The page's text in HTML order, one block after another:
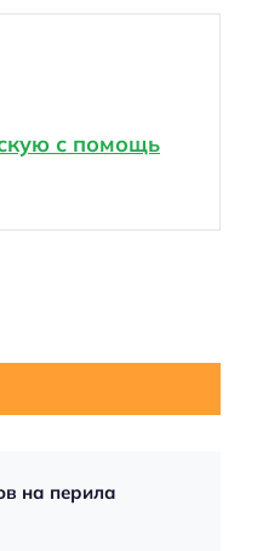
с помощь
на перила